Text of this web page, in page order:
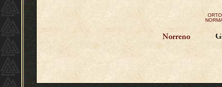
Norreno